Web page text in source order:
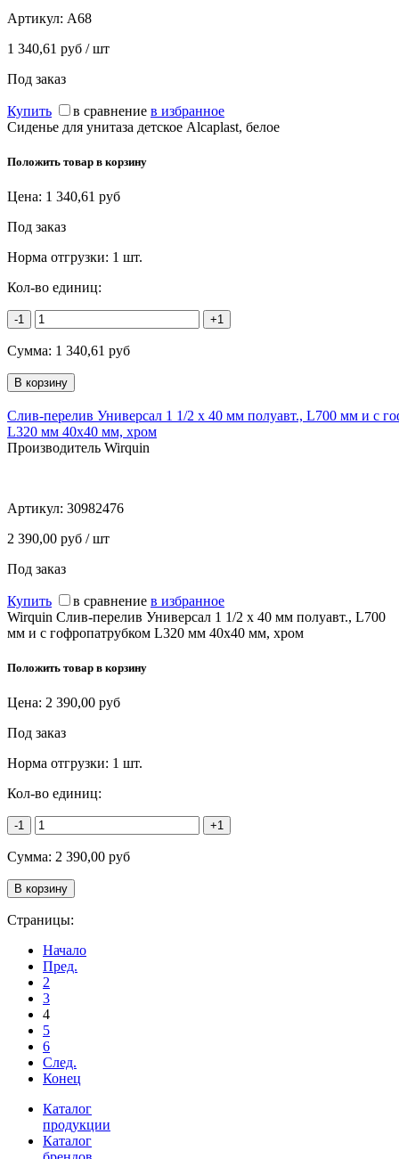
Артикул: A68
1 340,61 руб / шт
Под заказ
Купить в сравнение в избранное
Сиденье для унитаза детское Alcaplast, белое
Положить товар в корзину
Цена: 1 340,61 руб
Под заказ
Норма отгрузки: 1 шт.
Кол-во единиц:
-1 +1
Сумма: 1 340,61 руб
Слив-перелив Универсал 1 1/2 х 40 мм полуавт., L700 мм и с
L320 мм 40х40 мм, хром
Производитель Wirquin
Артикул: 30982476
2 390,00 руб / шт
Под заказ
Купить в сравнение в избранное
Wirquin Слив-перелив Универсал 1 1/2 х 40 мм полуавт., L700
мм и с гофропатрубком L320 мм 40х40 мм, хром
Положить товар в корзину
Цена: 2 390,00 руб
Под заказ
Норма отгрузки: 1 шт.
Кол-во единиц:
-1 +1
Сумма: 2 390,00 руб
Страницы:
Начало
Пред.
2
3
4
5
6
След.
Конец
Каталог
продукции
Каталог